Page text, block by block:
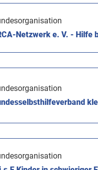
Netzwerk e. V. - Hilfe